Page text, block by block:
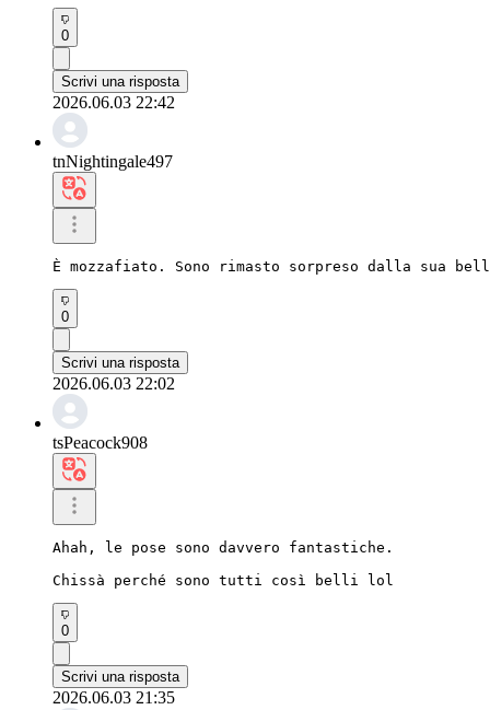
0
Scrivi una risposta
2026.06.03 22:42
tnNightingale497
È mozzafiato. Sono rimasto sorpreso dalla sua
0
Scrivi una risposta
2026.06.03 22:02
tsPeacock908
Ahah, le pose sono davvero fantastiche.
Chissà perché sono tutti così belli lol
0
Scrivi una risposta
2026.06.03 21:35